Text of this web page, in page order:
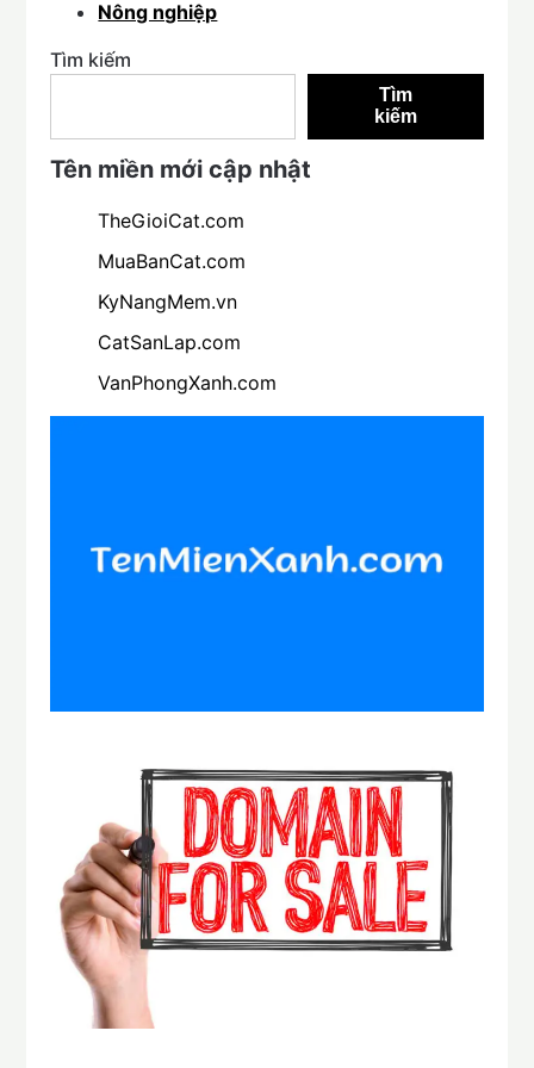
Nông nghiệp
Tìm kiếm
Tìm
kiếm
Tên miền mới cập nhật
TheGioiCat.com
MuaBanCat.com
KyNangMem.vn
CatSanLap.com
VanPhongXanh.com